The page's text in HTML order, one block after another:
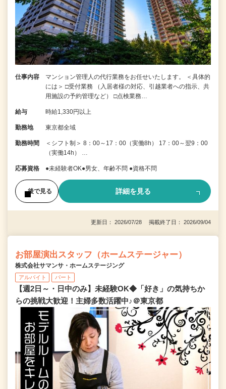
仕事内容
マンション管理人の代行業務をお任せいたします。 ＜具体的
には＞ □受付業務 （入居者様の対応、引越業者への指示、共
用施設の予約管理など） □点検業務…
給与 時給1,330円以上
勤務地 東京都全域
勤務時間
＜シフト制＞ 8：00～17：00（実働8h） 17：00～翌9：00
（実働14h） …
応募資格 ●未経験者OK●男女、年齢不問 ●資格不問
後で見る 詳細を見る
更新日： 2026/07/28 掲載終了日： 2026/09/04
お部屋演出スタッフ（ホームステージャー）
株式会社サマンサ・ホームステージング
アルバイト パート
【週2日～・日中のみ】未経験OK◆「好き」の気持ちか
らの挑戦大歓迎！主婦多数活躍中♪＠東京都